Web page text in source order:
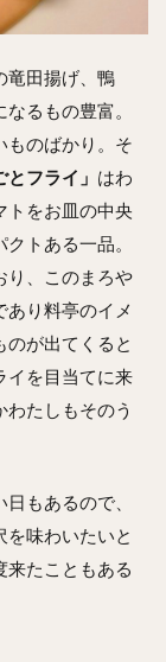
竜田揚げ、鴨
るもの豊富。
ものばかり。そ
とフライ」 はわ
トをお皿の中央
トある一品。
り、このまろや
り料亭のイメ
が出てくると
イを目当てに来
たしもそのう
もあるので、
味わいたいと
来たこともある